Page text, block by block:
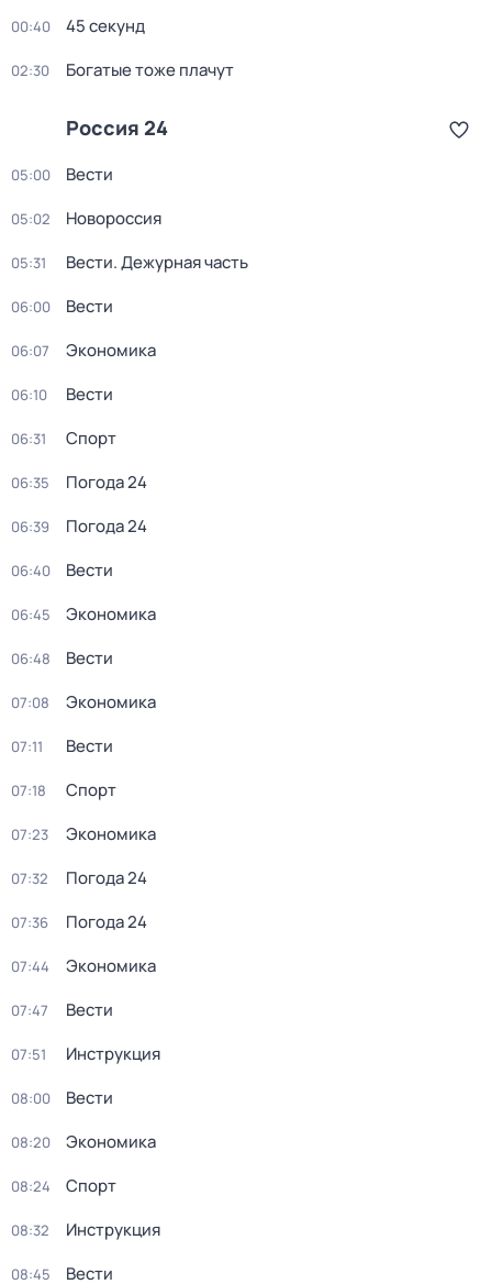
00:40 45 секунд
02:30 Богатые тоже плачут
Россия 24
05:00 Вести
05:02 Новороссия
05:31 Вести. Дежурная часть
06:00 Вести
06:07 Экономика
06:10 Вести
06:31 Спорт
06:35 Погода 24
06:39 Погода 24
06:40 Вести
06:45 Экономика
06:48 Вести
07:08 Экономика
07:11 Вести
07:18 Спорт
07:23 Экономика
07:32 Погода 24
07:36 Погода 24
07:44 Экономика
07:47 Вести
07:51 Инструкция
08:00 Вести
08:20 Экономика
08:24 Спорт
08:32 Инструкция
08:45 Вести